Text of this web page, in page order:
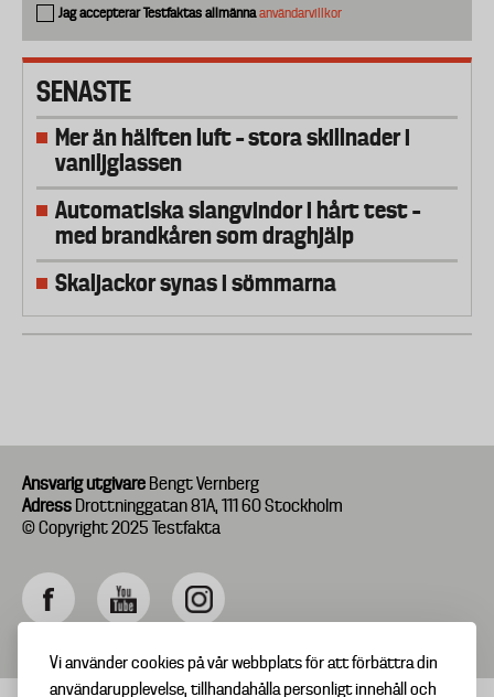
Vi använder cookies på vår webbplats för att förbättra din
användarupplevelse, tillhandahålla personligt innehåll och
Jag accepterar Testfaktas allmännaanvändarvillkor
SENASTE
Mer än hälften luft – stora skillnader i
vaniljglassen
Automatiska slangvindor i hårt test –
med brandkåren som draghjälp
Skaljackor synas i sömmarna
Ansvarig utgivare Bengt Vernberg
Adress Drottninggatan 81A, 111 60 Stockholm
© Copyright 2025 Testfakta